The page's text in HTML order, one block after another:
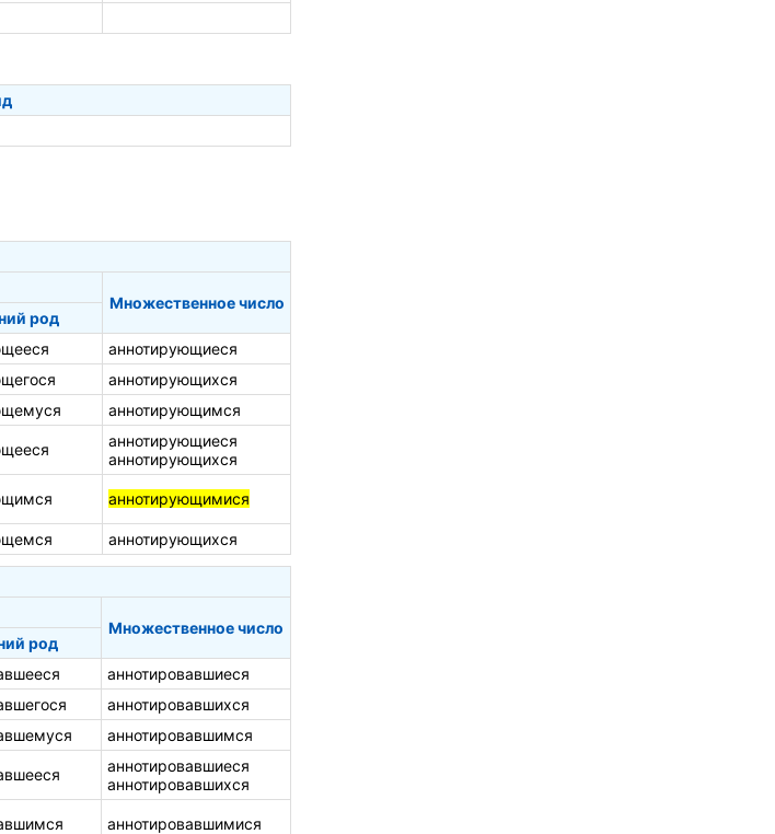
Множественное число
род
аннотирующиеся
аннотирующихся
аннотирующимся
аннотирующиеся
аннотирующихся
аннотирующимися
аннотирующихся
Множественное число
род
аннотировавшиеся
аннотировавшихся
аннотировавшимся
аннотировавшиеся
аннотировавшихся
аннотировавшимися